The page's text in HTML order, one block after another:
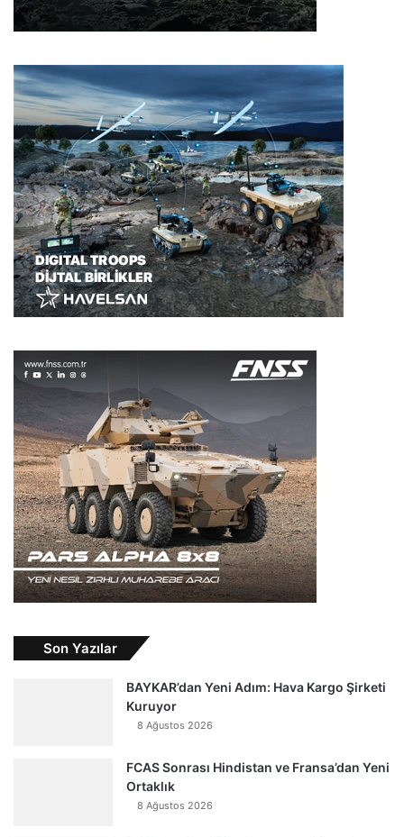
Son Yazılar
BAYKAR’dan Yeni Adım: Hava Kargo Şirketi
Kuruyor
8 Ağustos 2026
FCAS Sonrası Hindistan ve Fransa’dan Yeni
Ortaklık
8 Ağustos 2026